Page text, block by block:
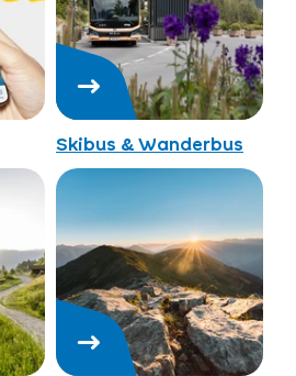
Skibus & Wanderbus